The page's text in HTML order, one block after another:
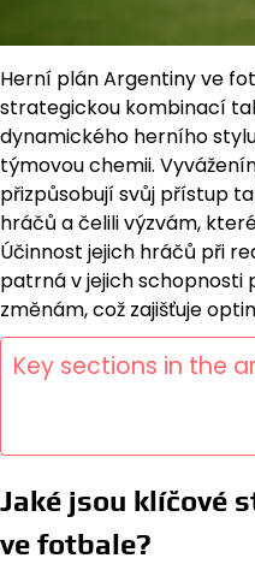
Herní plán Argentiny ve
strategickou kombinací
dynamického herního
týmovou chemii.
přizpůsobují svůj přístup
hráčů a čelili výzvám,
Účinnost jejich hráčů při
patrná v jejich
změnám, což zajišťuje
Key sections in the
Jaké jsou klíčové
ve fotbale?